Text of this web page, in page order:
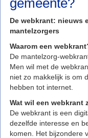
De webkrant: nieuws
mantelzorgers
Waarom een
De mantelzorg-
Men wil met de
niet zo makkelijk is om
hebben tot internet.
Wat wil een webkrant
De webkrant is een
dezelfde interesse en
komen. Het bijzondere